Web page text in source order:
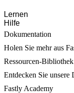
Lernen
Hilfe
Dokumentation
Holen Sie mehr aus
Ressourcen-Bibliothek
Entdecken Sie unsere
Fastly Academy